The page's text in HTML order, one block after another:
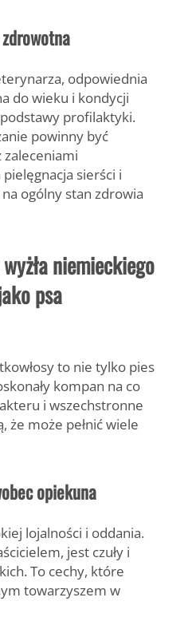
odpowiednia
do wieku i kondycji
profilaktyki.
powinny być
zaleceniami
pielęgnacja sierści i
ogólny stan zdrowia
niemieckiego
psa
to nie tylko pies
kompan na co
i wszechstronne
że może pełnić wiele
opiekuna
lojalności i oddania.
jest czuły i
To cechy, które
towarzyszem w